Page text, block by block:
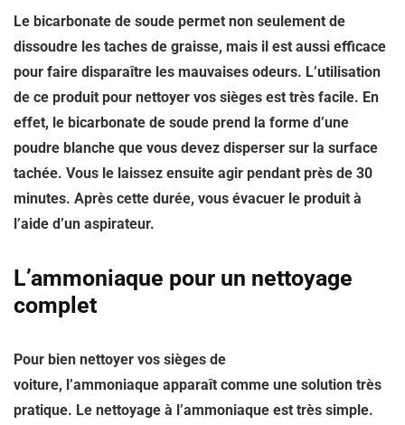
Le bicarbonate de soude permet non seulement de
dissoudre les taches de graisse, mais il est aussi efficace
pour faire disparaître les mauvaises odeurs. L’utilisation
de ce produit pour nettoyer vos sièges est très facile. En
effet, le bicarbonate de soude prend la forme d’une
poudre blanche que vous devez disperser sur la surface
tachée. Vous le laissez ensuite agir pendant près de 30
minutes. Après cette durée, vous évacuer le produit à
l’aide d’un aspirateur.
L’ammoniaque pour un nettoyage
complet
Pour bien nettoyer vos sièges de
voiture, l’ammoniaque apparaît comme une solution très
pratique. Le nettoyage à l’ammoniaque est très simple.